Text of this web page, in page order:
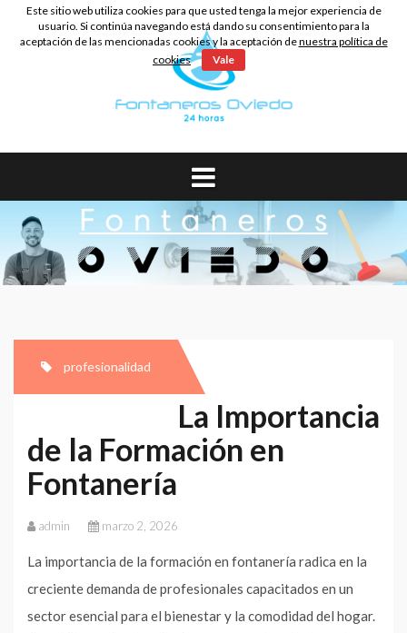
content
profesionalidad
La Importancia
de la Formación en
Fontanería
admin marzo 2, 2026
La importancia de la formación en fontanería radica en la
creciente demanda de profesionales capacitados en un
sector esencial para el bienestar y la comodidad del hogar.
Este sitio web utiliza cookies para que usted tenga la mejor experiencia de
usuario. Si continúa navegando está dando su consentimiento para la
aceptación de las mencionadas cookies y la aceptación denuestra política de
cookies
Vale